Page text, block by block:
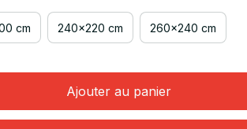
cm 240x220 cm 260x240 cm
Ajouter au panier